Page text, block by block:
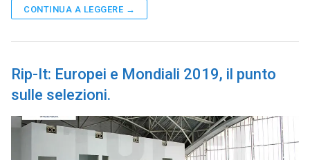
CONTINUA A LEGGERE →
Rip-It: Europei e Mondiali 2019, il punto
sulle selezioni.